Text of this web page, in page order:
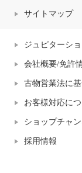
サイトマップ
ジュピターシ
会社概要/免許
古物営業法に
お客様対応に
ショップチャ
採用情報